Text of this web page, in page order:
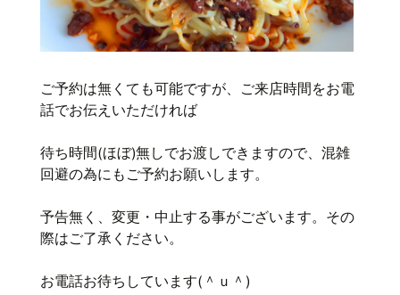
ご予約は無くても可能ですが、ご来店時間をお電
話でお伝えいただければ
待ち時間(ほぼ)無しでお渡しできますので、混雑
回避の為にもご予約お願いします。
予告無く、変更・中止する事がございます。その
際はご了承ください。
お電話お待ちしています(＾ｕ＾)